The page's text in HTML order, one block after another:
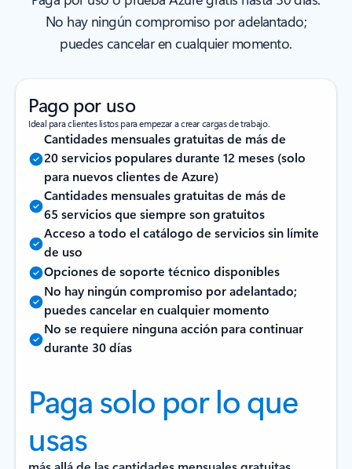
No hay ningún compromiso por adelantado;
puedes cancelar en cualquier momento.
Pago por uso
Ideal para clientes listos para empezar a crear cargas de trabajo.
Cantidades mensuales gratuitas de más de
20 servicios populares durante 12 meses (solo
para nuevos clientes de Azure)
Cantidades mensuales gratuitas de más de
65 servicios que siempre son gratuitos
Acceso a todo el catálogo de servicios sin límite
de uso
Opciones de soporte técnico disponibles
No hay ningún compromiso por adelantado;
puedes cancelar en cualquier momento
No se requiere ninguna acción para continuar
durante 30 días
Paga solo por lo que
usas